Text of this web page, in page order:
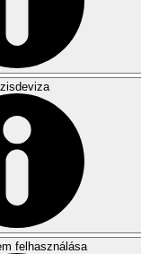
felhasználása